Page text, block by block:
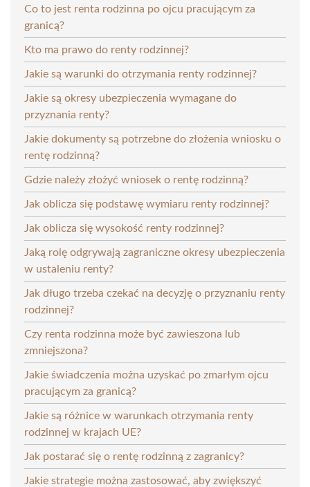
Co to jest renta rodzinna po ojcu pracującym za
granicą?
Kto ma prawo do renty rodzinnej?
Jakie są warunki do otrzymania renty rodzinnej?
Jakie są okresy ubezpieczenia wymagane do
przyznania renty?
Jakie dokumenty są potrzebne do złożenia wniosku o
rentę rodzinną?
Gdzie należy złożyć wniosek o rentę rodzinną?
Jak oblicza się podstawę wymiaru renty rodzinnej?
Jak oblicza się wysokość renty rodzinnej?
Jaką rolę odgrywają zagraniczne okresy ubezpieczenia
w ustaleniu renty?
Jak długo trzeba czekać na decyzję o przyznaniu renty
rodzinnej?
Czy renta rodzinna może być zawieszona lub
zmniejszona?
Jakie świadczenia można uzyskać po zmarłym ojcu
pracującym za granicą?
Jakie są różnice w warunkach otrzymania renty
rodzinnej w krajach UE?
Jak postarać się o rentę rodzinną z zagranicy?
Jakie strategie można zastosować, aby zwiększyć